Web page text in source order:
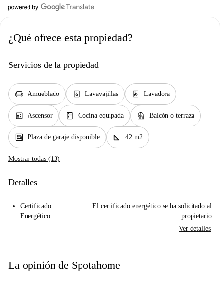
¿Qué ofrece esta propiedad?
Servicios de la propiedad
chair Amueblado dishwasher_gen Lavavajillas local_laundry_service Lavadora
elevator Ascensor kitchen Cocina equipada balcony Balcón o terraza
garage Plaza de garaje disponible square_foot 42 m2
Mostrar todas (13)
Detalles
Certificado
Energético
El certificado energético se ha solicitado al
propietario
Ver detalles
La opinión de Spotahome